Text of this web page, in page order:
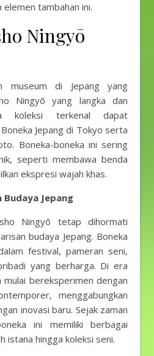
elemen tambahan ini.
Ningyō
museum di Jepang yang
Ningyō yang langka dan
koleksi terkenal dapat
Jepang di Tokyo serta
Boneka-boneka ini sering
seperti membawa benda
ekspresi wajah khas.
Budaya Jepang
Ningyō tetap dihormati
budaya Jepang. Boneka
festival, pameran seni,
yang berharga. Di era
bereksperimen dengan
menggabungkan
inovasi baru. Sejak zaman
ini memiliki berbagai
istana hingga koleksi seni.